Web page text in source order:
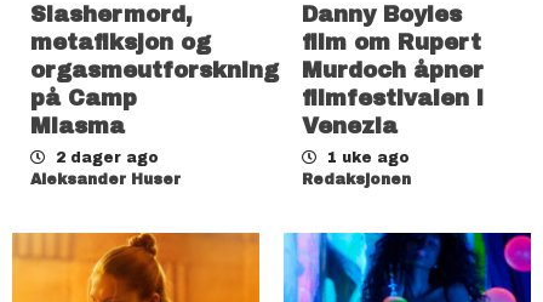
Slashermord,
metafiksjon og
orgasmeutforskning
på Camp
Miasma
2 dager ago
Aleksander Huser
Danny Boyles
film om Rupert
Murdoch åpner
filmfestivalen i
Venezia
1 uke ago
Redaksjonen